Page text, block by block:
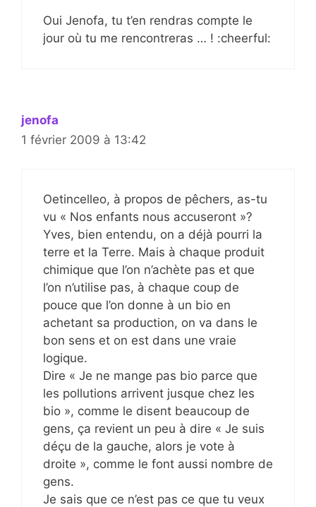
Oui Jenofa, tu t’en rendras compte le
jour où tu me rencontreras … ! :cheerful:
jenofa
1 février 2009 à 13:42
Oetincelleo, à propos de pêchers, as-tu
vu « Nos enfants nous accuseront »?
Yves, bien entendu, on a déjà pourri la
terre et la Terre. Mais à chaque produit
chimique que l’on n’achète pas et que
l’on n’utilise pas, à chaque coup de
pouce que l’on donne à un bio en
achetant sa production, on va dans le
bon sens et on est dans une vraie
logique.
Dire « Je ne mange pas bio parce que
les pollutions arrivent jusque chez les
bio », comme le disent beaucoup de
gens, ça revient un peu à dire « Je suis
déçu de la gauche, alors je vote à
droite », comme le font aussi nombre de
gens.
Je sais que ce n’est pas ce que tu veux